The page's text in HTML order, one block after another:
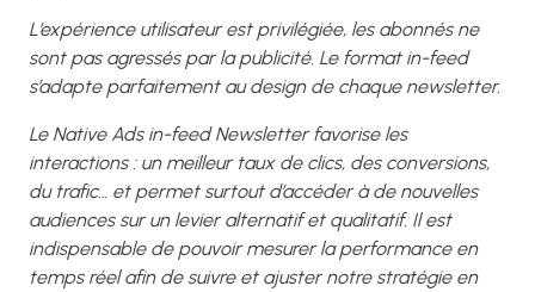
L’expérience utilisateur est privilégiée, les abonnés ne
sont pas agressés par la publicité. Le format in-feed
s’adapte parfaitement au design de chaque newsletter.
Le Native Ads in-feed Newsletter favorise les
interactions : un meilleur taux de clics, des conversions,
du trafic… et permet surtout d’accéder à de nouvelles
audiences sur un levier alternatif et qualitatif. Il est
indispensable de pouvoir mesurer la performance en
temps réel afin de suivre et ajuster notre stratégie en